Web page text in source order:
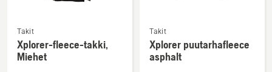
lisätietoja
tuotteesta
Xplorer-
Takit
Xplorer-fleece-takki,
Miehet
lisätietoja
tuotteesta
Xplorer
Takit
Xplorer puutarhafleece
asphalt